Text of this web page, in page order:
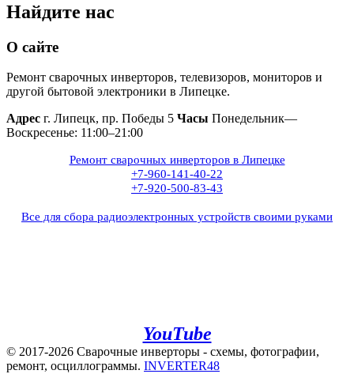
Найдите нас
О сайте
Ремонт сварочных инверторов, телевизоров, мониторов и
другой бытовой электроники в Липецке.
Адрес г. Липецк, пр. Победы 5 Часы Понедельник—
Воскресенье: 11:00–21:00
Ремонт сварочных инверторов в Липецке
+7-960-141-40-22
+7-920-500-83-43
Все для сбора радиоэлектронных устройств своими руками
YouTube
© 2017-2026 Сварочные инверторы - схемы, фотографии,
ремонт, осциллограммы. INVERTER48